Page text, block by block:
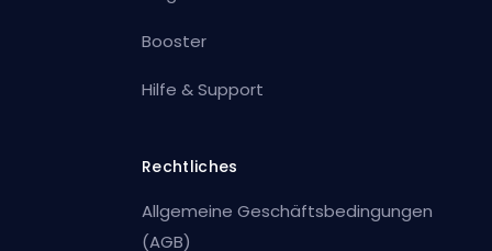
Booster
Hilfe & Support
Rechtliches
Allgemeine Geschäftsbedingungen
(AGB)